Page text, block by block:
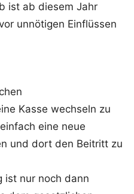
ist ab diesem Jahr
unnötigen Einflüssen
Kasse wechseln zu
eine neue
und dort den Beitritt zu
ist nur noch dann